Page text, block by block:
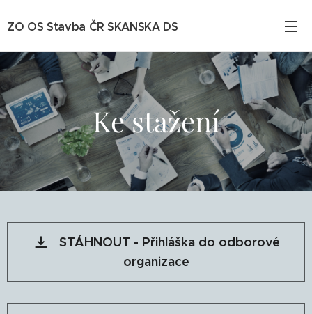
ZO OS Stavba ČR SKANSKA DS
Ke stažení
STÁHNOUT - Přihláška do odborové
organizace